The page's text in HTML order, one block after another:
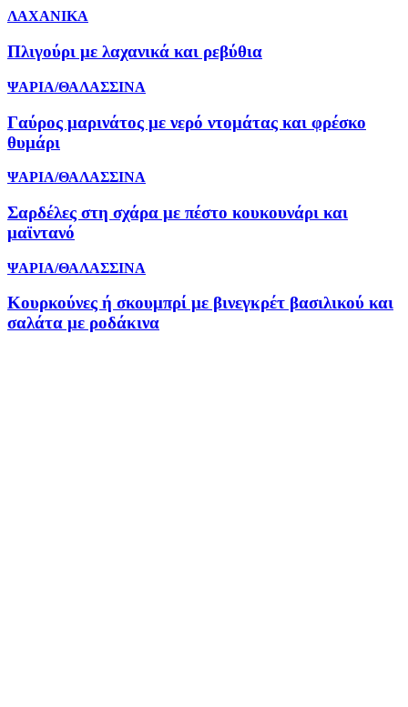
ΛΑΧΑΝΙΚΑ
Πλιγούρι με λαχανικά και ρεβύθια
ΨΑΡΙΑ/ΘΑΛΑΣΣΙΝΑ
Γαύρος μαρινάτος με νερό ντομάτας και φρέσκο
θυμάρι
ΨΑΡΙΑ/ΘΑΛΑΣΣΙΝΑ
Σαρδέλες στη σχάρα με πέστο κουκουνάρι και
μαϊντανό
ΨΑΡΙΑ/ΘΑΛΑΣΣΙΝΑ
Κουρκούνες ή σκουμπρί με βινεγκρέτ βασιλικού και
σαλάτα με ροδάκινα